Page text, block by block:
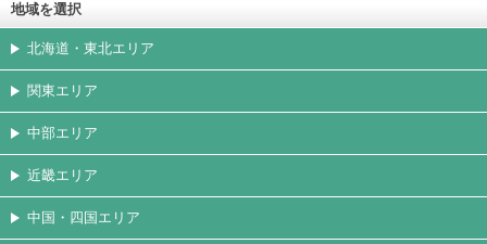
地域を選択
北海道・東北エリア
関東エリア
中部エリア
近畿エリア
中国・四国エリア